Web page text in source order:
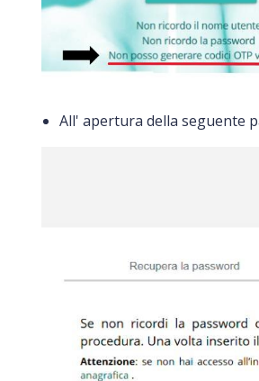
All' apertura della seguente